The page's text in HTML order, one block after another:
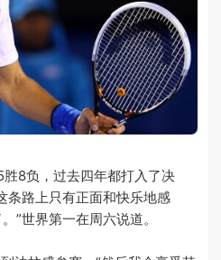
8负，过去四年都打入了决
条路上只有正面和快乐地感
”世界第一在周六说道。